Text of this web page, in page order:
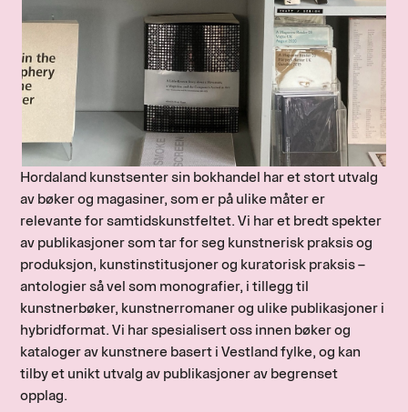
Hordaland kunstsenter sin bokhandel har et stort utvalg
av bøker og magasiner, som er på ulike måter er
relevante for samtidskunstfeltet. Vi har et bredt spekter
av publikasjoner som tar for seg kunstnerisk praksis og
produksjon, kunstinstitusjoner og kuratorisk praksis –
antologier så vel som monografier, i tillegg til
kunstnerbøker, kunstnerromaner og ulike publikasjoner i
hybridformat. Vi har spesialisert oss innen bøker og
kataloger av kunstnere basert i Vestland fylke, og kan
tilby et unikt utvalg av publikasjoner av begrenset
opplag.